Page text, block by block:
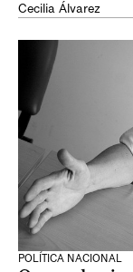
Cecilia Álvarez
POLÍTICA NACIONAL